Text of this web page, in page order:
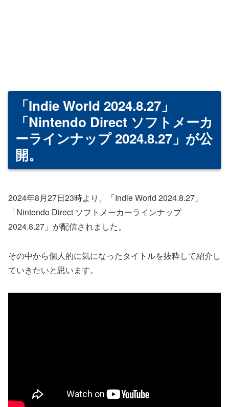
「Indie World 2024.8.27」
「Nintendo Direct ソフトメーカ
ーラインナップ 2024.8.27」が公
開。
2024年8月27日23時より、「Indie World 2024.8.27」
「Nintendo Direct ソフトメーカーラインナップ
2024.8.27」が配信されました。
その中から個人的に気になったタイトルを抜粋して紹介し
ていきたいと思います。